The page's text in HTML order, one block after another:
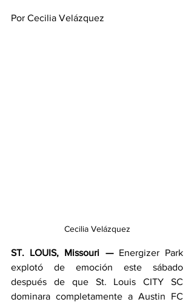
Por Cecilia Velázquez
Cecilia Velázquez
ST. LOUIS, Missouri — Energizer Park
explotó de emoción este sábado
después de que St. Louis CITY SC
dominara completamente a Austin FC